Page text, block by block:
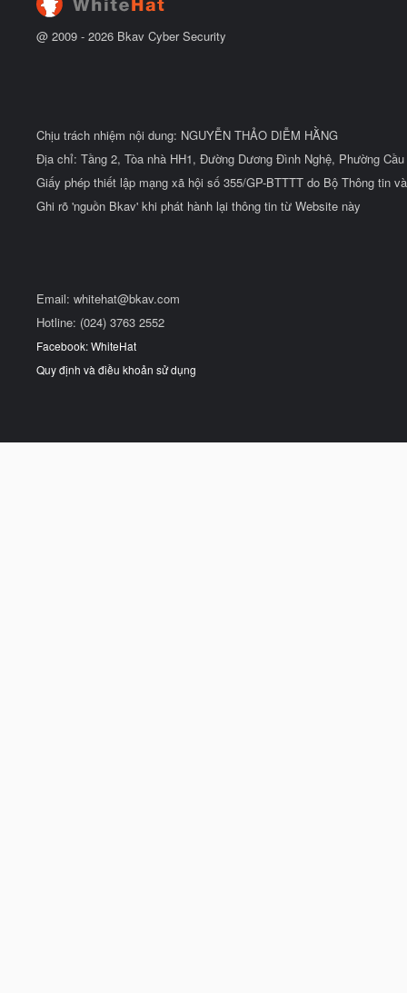
@ 2009 - 2026 Bkav Cyber Security
Chịu trách nhiệm nội dung: NGUYỄN THẢO DIỄM HẰNG
Địa chỉ: Tầng 2, Tòa nhà HH1, Đường Dương Đình Nghệ, Phường
Giấy phép thiết lập mạng xã hội số 355/GP-BTTTT do Bộ Thông tin
Ghi rõ 'nguồn Bkav' khi phát hành lại thông tin từ Website này
Email: whitehat@bkav.com
Hotline: (024) 3763 2552
Facebook: WhiteHat
Quy định và điều khoản sử dụng